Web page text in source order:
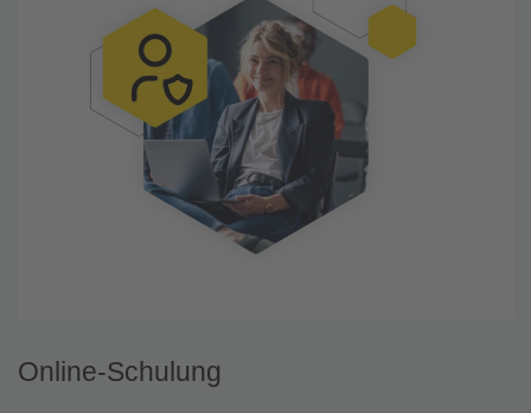
Online-Schulung